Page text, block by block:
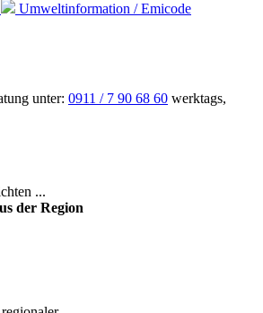
Umweltinformation / Emicode
unter: 0911 / 7 90 68 60 werktags,
...
der Region